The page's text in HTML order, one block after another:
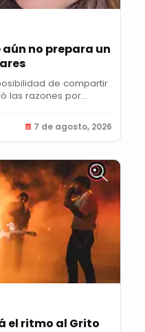
no prepara un
de compartir
las razones por...
7 de agosto, 2026
el ritmo al Grito